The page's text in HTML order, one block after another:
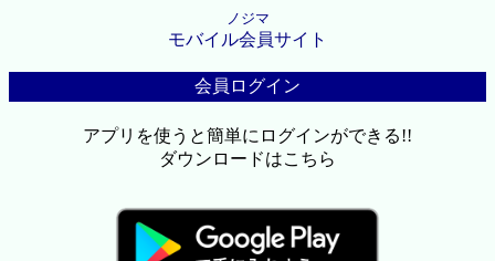
ノジマ
モバイル会員サイト
会員ログイン
アプリを使うと簡単にログインができる!!
ダウンロードはこちら